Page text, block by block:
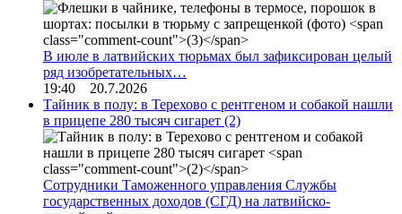
В июле в латвийских тюрьмах был зафиксирован целый
ряд изобретательных…
19:40 20.7.2026
Тайник в полу: в Терехово с рентгеном и собакой нашли
в прицепе 280 тысяч сигарет (2)
Сотрудники Таможенного управления Службы
государственных доходов (СГД) на латвийско-